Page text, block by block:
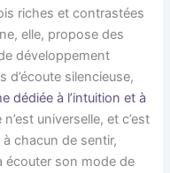
riches et contrastées
elle, propose des
développement
d’écoute silencieuse,
dédiée à l’intuition et à
universelle, et c’est
chacun de sentir,
écouter son mode de